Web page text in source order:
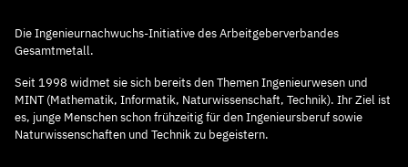
Die Ingenieurnachwuchs-Initiative des Arbeitgeberverbandes
Gesamtmetall.
Seit 1998 widmet sie sich bereits den Themen Ingenieurwesen und
MINT (Mathematik, Informatik, Naturwissenschaft, Technik). Ihr Ziel ist
es, junge Menschen schon frühzeitig für den Ingenieursberuf sowie
Naturwissenschaften und Technik zu begeistern.